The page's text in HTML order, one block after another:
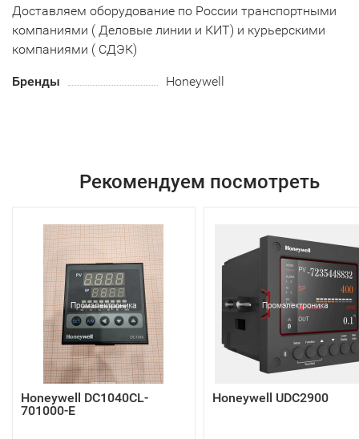
Доставляем оборудование по России транспортными
компаниями ( Деловые линии и КИТ) и курьерскими
компаниями ( СДЭК)
Бренды Honeywell
Рекомендуем посмотреть
Honeywell DC1040CL-
701000-E
Honeywell UDC2900